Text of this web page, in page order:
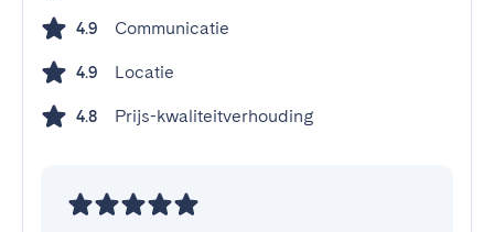
4.9 Communicatie
4.9 Locatie
4.8 Prijs-kwaliteitverhouding